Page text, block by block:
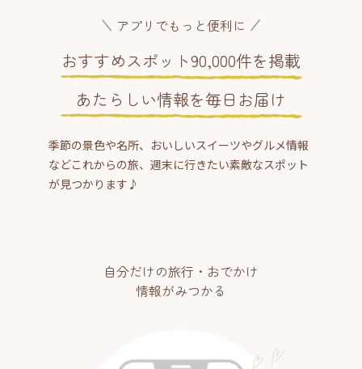
アプリでもっと便利に
おすすめスポット90,000件を掲載
あたらしい情報を毎日お届け
季節の景色や名所、おいしいスイーツやグルメ情報
などこれからの旅、週末に行きたい素敵なスポット
が見つかります♪
自分だけの旅行・おでかけ
情報がみつかる